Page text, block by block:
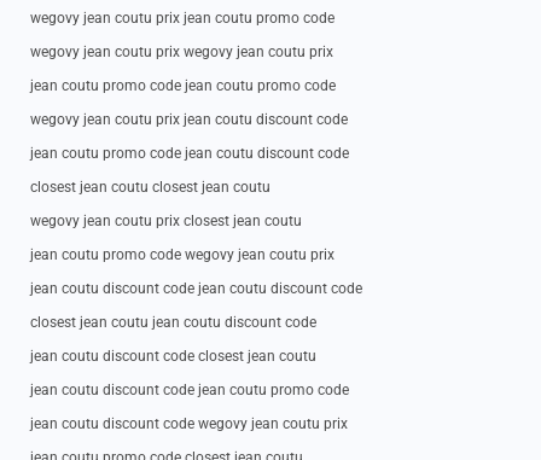
wegovy jean coutu prix jean coutu promo code
wegovy jean coutu prix wegovy jean coutu prix
jean coutu promo code jean coutu promo code
wegovy jean coutu prix jean coutu discount code
jean coutu promo code jean coutu discount code
closest jean coutu closest jean coutu
wegovy jean coutu prix closest jean coutu
jean coutu promo code wegovy jean coutu prix
jean coutu discount code jean coutu discount code
closest jean coutu jean coutu discount code
jean coutu discount code closest jean coutu
jean coutu discount code jean coutu promo code
jean coutu discount code wegovy jean coutu prix